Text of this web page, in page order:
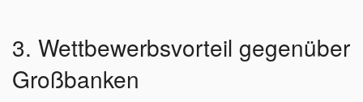
3. Wettbewerbsvorteil gegenüber
Großbanken